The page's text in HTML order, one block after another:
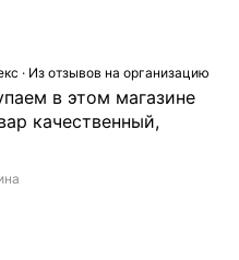
н
и
и
· Из отзывов на организацию
в этом магазине
качественный,